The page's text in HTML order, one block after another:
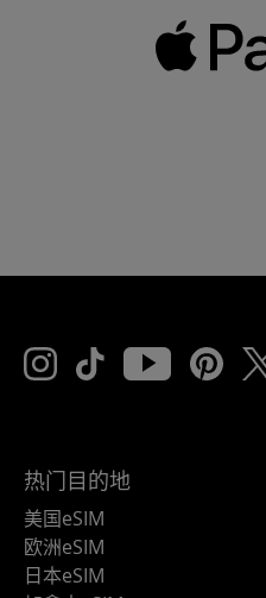
热门目的地
美国eSIM
欧洲eSIM
日本eSIM